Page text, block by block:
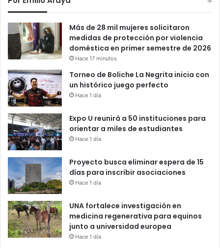
Más de 28 mil mujeres solicitaron
medidas de protección por violencia
doméstica en primer semestre de 2026
Hace 17 minutos
Torneo de Boliche La Negrita inicia con
un histórico juego perfecto
Hace 1 día
Expo U reunirá a 50 instituciones para
orientar a miles de estudiantes
Hace 1 día
Proyecto busca eliminar espera de 15
días para inscribir asociaciones
Hace 1 día
UNA fortalece investigación en
medicina regenerativa para equinos
junto a universidad europea
Hace 1 día